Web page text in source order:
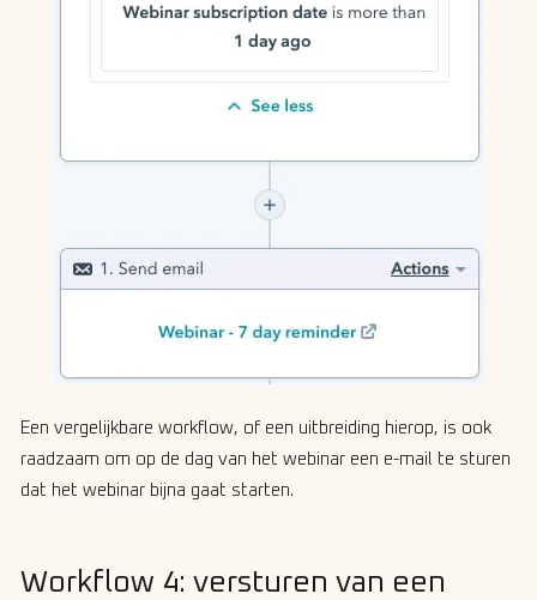
Een vergelijkbare workflow, of een uitbreiding hierop, is ook
raadzaam om op de dag van het webinar een e-mail te sturen
dat het webinar bijna gaat starten.
Workflow 4: versturen van een